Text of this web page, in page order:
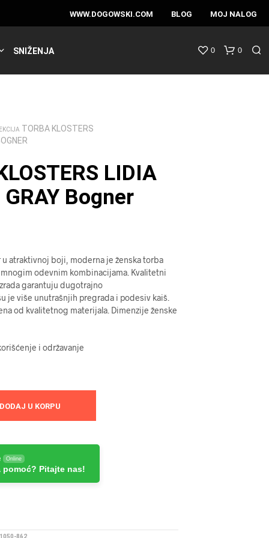
WWW.DOGOWSKI.COM BLOG MOJ NALOG
SNIŽENJA 0 0
TORBA KLOSTERS
LIDIA
GRAY Bogner
atraktivnoj boji, moderna je ženska torba
mnogim odevnim kombinacijama. Kvalitetni
garantuju dugotrajno
je više unutrašnjih pregrada i podesiv kaiš.
od kvalitetnog materijala. Dimenzije ženske
i održavanje
DODAJ U KORPU
Online
pomoć? Pitajte nas!
862